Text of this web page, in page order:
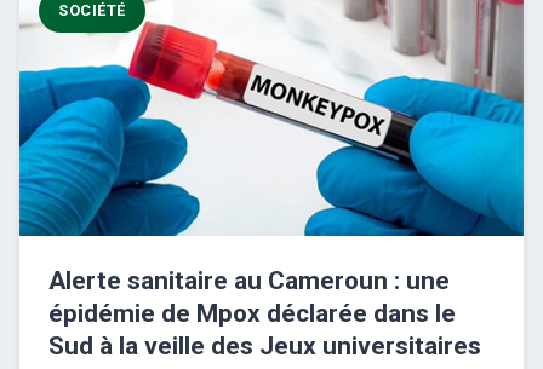
SOCIÉTÉ
Alerte sanitaire au Cameroun : une
épidémie de Mpox déclarée dans le
Sud à la veille des Jeux universitaires